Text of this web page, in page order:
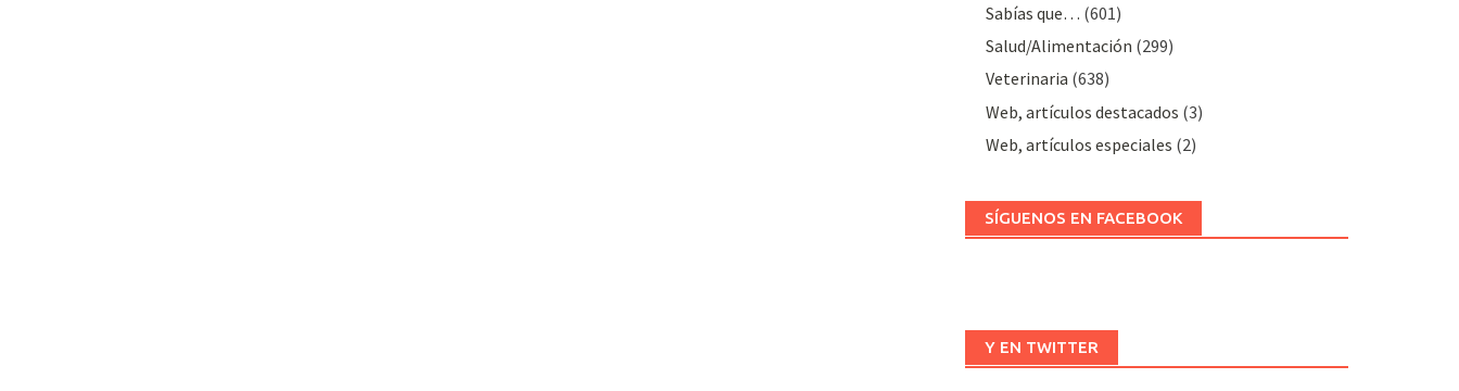
Sabías que… (601)
Salud/Alimentación (299)
Veterinaria (638)
Web, artículos destacados (3)
Web, artículos especiales (2)
SÍGUENOS EN FACEBOOK
Y EN TWITTER